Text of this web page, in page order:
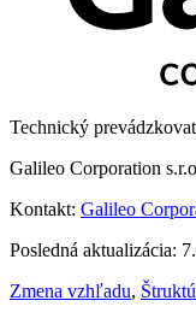
Technický
Galileo Corporation
Kontakt: Galileo
Posledná aktualizácia:
Zmena vzhľadu,